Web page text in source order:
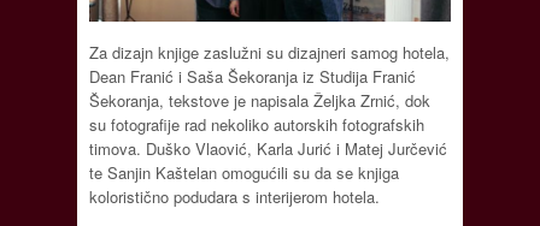
Za dizajn knjige zaslužni su dizajneri samog hotela,
Dean Franić i Saša Šekoranja iz Studija Franić
Šekoranja, tekstove je napisala Željka Zrnić, dok
su fotografije rad nekoliko autorskih fotografskih
timova. Duško Vlaović, Karla Jurić i Matej Jurčević
te Sanjin Kaštelan omogućili su da se knjiga
koloristično podudara s interijerom hotela.